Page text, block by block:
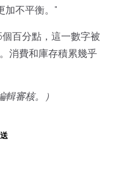
加不平衡。"
百分點，這一數字被
消費和庫存積累幾乎
審核。）